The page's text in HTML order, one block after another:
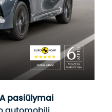
pasiūlymai